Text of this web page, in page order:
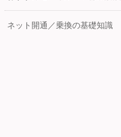
ネット開通／乗換の基礎知識